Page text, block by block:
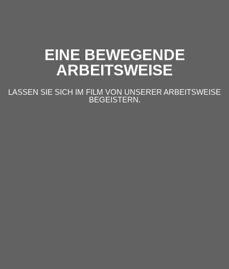
EINE BEWEGENDE
ARBEITSWEISE
LASSEN SIE SICH IM FILM VON UNSERER ARBEITSWEISE
BEGEISTERN.